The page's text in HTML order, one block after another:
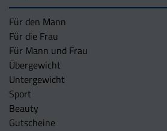
Für den Mann
Für die Frau
Für Mann und Frau
Übergewicht
Untergewicht
Sport
Beauty
Gutscheine